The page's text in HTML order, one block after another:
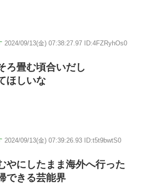
2024/09/13(金) 07:38:27.97 ID:4FZRyhOs0
ろ畳む頃合いだし
ほしいな
2024/09/13(金) 07:39:26.93 ID:t5t9bwtS0
やにしたまま海外へ行った
できる芸能界